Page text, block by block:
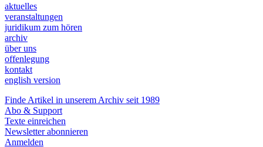
aktuelles
veranstaltungen
juridikum zum hören
archiv
über uns
offenlegung
kontakt
english version
Finde Artikel in unserem Archiv seit 1989
Abo & Support
Texte einreichen
Newsletter abonnieren
Anmelden